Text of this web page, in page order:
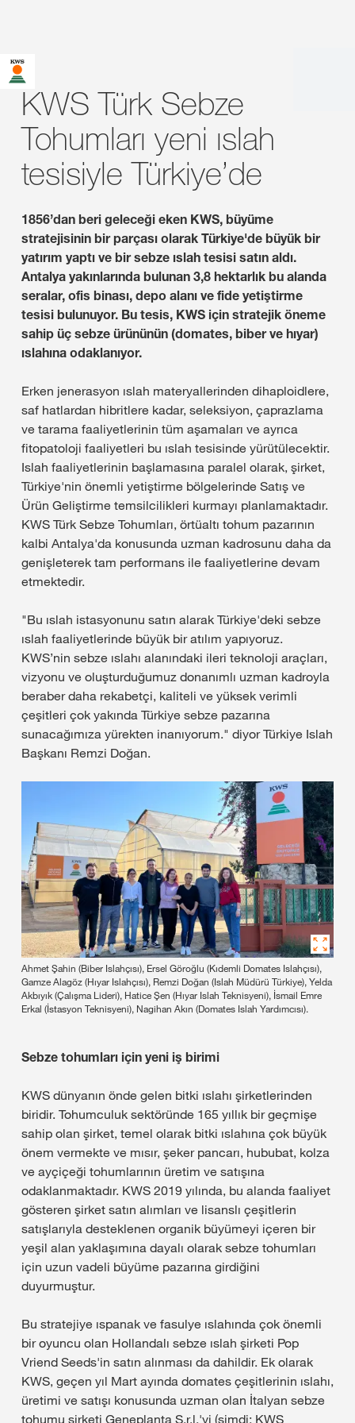
KWS Türk Sebze
Tohumları yeni ıslah
tesisiyle Türkiye’de
1856’dan beri geleceği eken KWS, büyüme
stratejisinin bir parçası olarak Türkiye'de büyük bir
yatırım yaptı ve bir sebze ıslah tesisi satın aldı.
Antalya yakınlarında bulunan 3,8 hektarlık bu alanda
seralar, ofis binası, depo alanı ve fide yetiştirme
tesisi bulunuyor. Bu tesis, KWS için stratejik öneme
sahip üç sebze ürününün (domates, biber ve hıyar)
ıslahına odaklanıyor.
Erken jenerasyon ıslah materyallerinden dihaploidlere,
saf hatlardan hibritlere kadar, seleksiyon, çaprazlama
ve tarama faaliyetlerinin tüm aşamaları ve ayrıca
fitopatoloji faaliyetleri bu ıslah tesisinde yürütülecektir.
Islah faaliyetlerinin başlamasına paralel olarak, şirket,
Türkiye'nin önemli yetiştirme bölgelerinde Satış ve
Ürün Geliştirme temsilcilikleri kurmayı planlamaktadır.
KWS Türk Sebze Tohumları, örtüaltı tohum pazarının
kalbi Antalya'da konusunda uzman kadrosunu daha da
genişleterek tam performans ile faaliyetlerine devam
etmektedir.
"Bu ıslah istasyonunu satın alarak Türkiye'deki sebze
ıslah faaliyetlerinde büyük bir atılım yapıyoruz.
KWS’nin sebze ıslahı alanındaki ileri teknoloji araçları,
vizyonu ve oluşturduğumuz donanımlı uzman kadroyla
beraber daha rekabetçi, kaliteli ve yüksek verimli
çeşitleri çok yakında Türkiye sebze pazarına
sunacağımıza yürekten inanıyorum." diyor Türkiye Islah
Başkanı Remzi Doğan.
Ahmet Şahin (Biber Islahçısı), Ersel Göroğlu (Kıdemli Domates Islahçısı),
Gamze Alagöz (Hıyar Islahçısı), Remzi Doğan (Islah Müdürü Türkiye), Yelda
Akbıyık (Çalışma Lideri), Hatice Şen (Hıyar Islah Teknisyeni), İsmail Emre
Erkal (İstasyon Teknisyeni), Nagihan Akın (Domates Islah Yardımcısı).
Sebze tohumları için yeni iş birimi
KWS dünyanın önde gelen bitki ıslahı şirketlerinden
biridir. Tohumculuk sektöründe 165 yıllık bir geçmişe
sahip olan şirket, temel olarak bitki ıslahına çok büyük
önem vermekte ve mısır, şeker pancarı, hububat, kolza
ve ayçiçeği tohumlarının üretim ve satışına
odaklanmaktadır. KWS 2019 yılında, bu alanda faaliyet
gösteren şirket satın alımları ve lisanslı çeşitlerin
satışlarıyla desteklenen organik büyümeyi içeren bir
yeşil alan yaklaşımına dayalı olarak sebze tohumları
için uzun vadeli büyüme pazarına girdiğini
duyurmuştur.
Bu stratejiye ıspanak ve fasulye ıslahında çok önemli
bir oyuncu olan Hollandalı sebze ıslah şirketi Pop
Vriend Seeds'in satın alınması da dahildir. Ek olarak
KWS, geçen yıl Mart ayında domates çeşitlerinin ıslahı,
üretimi ve satışı konusunda uzman olan İtalyan sebze
tohumu şirketi Geneplanta S.r.l.'yi (şimdi: KWS